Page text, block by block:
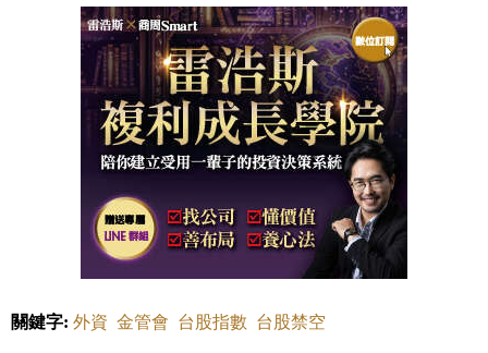
關鍵字: 外資 金管會 台股指數 台股禁空